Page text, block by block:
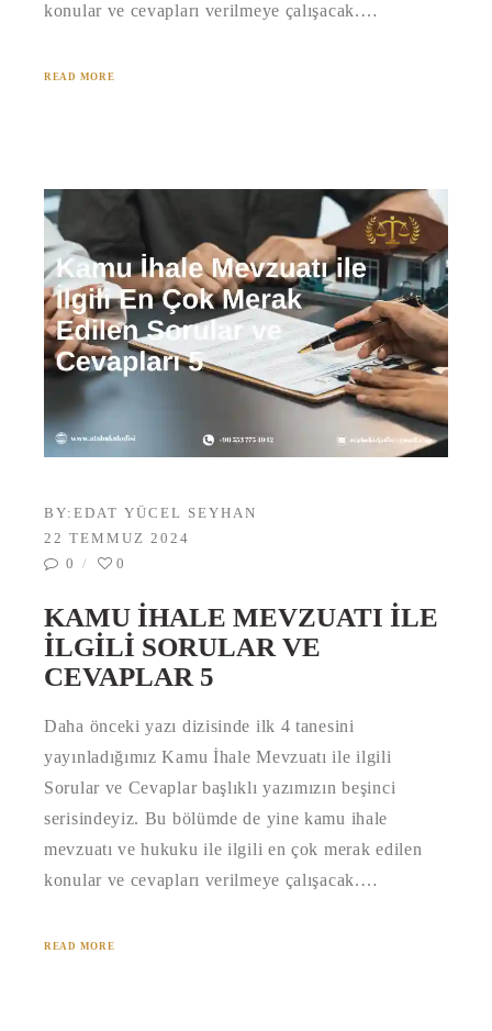
konular ve cevapları verilmeye çalışacak.…
READ MORE
BY: EDAT YÜCEL SEYHAN
22 TEMMUZ 2024
0
0
KAMU İHALE MEVZUATI İLE
İLGILI SORULAR VE
CEVAPLAR 5
Daha önceki yazı dizisinde ilk 4 tanesini
yayınladığımız Kamu İhale Mevzuatı ile ilgili
Sorular ve Cevaplar başlıklı yazımızın beşinci
serisindeyiz. Bu bölümde de yine kamu ihale
mevzuatı ve hukuku ile ilgili en çok merak edilen
konular ve cevapları verilmeye çalışacak.…
READ MORE